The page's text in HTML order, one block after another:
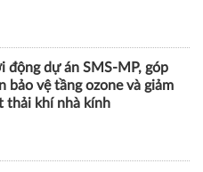
động dự án SMS-MP, góp
bảo vệ tầng ozone và giảm
thải khí nhà kính